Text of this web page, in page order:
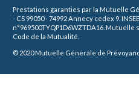
Prestations garanties par la Mutuelle
- CS 99050 - 74992 Annecy cedex 9.
n°969500TYQP1D6WZTDA16. Mutuelle
Code de la Mutualité.
© 2020 Mutuelle Générale de